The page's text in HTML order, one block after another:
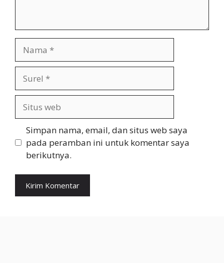
web
Simpan nama, email, dan situs web saya
pada peramban ini untuk komentar saya
berikutnya.